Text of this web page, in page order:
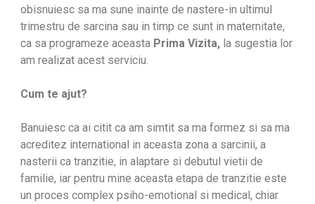
obisnuiesc sa ma sune inainte de nastere-in ultimul
trimestru de sarcina sau in timp ce sunt in maternitate,
ca sa programeze aceasta Prima Vizita,la sugestia lor
am realizat acest serviciu.
Cum te ajut?
Banuiesc ca ai citit ca am simtit sa ma formez si sa ma
acreditez international in aceasta zona a sarcinii, a
nasterii ca tranzitie, in alaptare si debutul vietii de
familie, iar pentru mine aceasta etapa de tranzitie este
un proces complex psiho-emotional si medical, chiar